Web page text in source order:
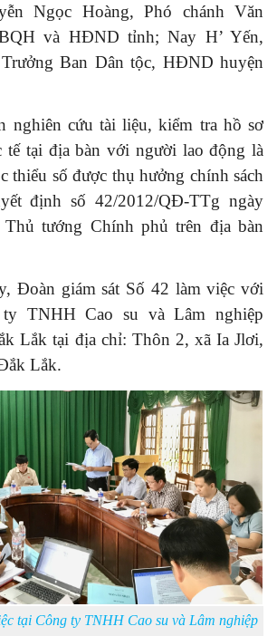
Ngọc Hoàng, Phó chánh Văn
và HĐND tỉnh; Nay H’ Yến,
Ban Dân tộc, HĐND huyện
nghiên cứu tài liệu, kiểm tra hồ sơ
tế tại địa bàn với người lao động là
thiểu số được thụ hưởng chính sách
định số 42/2012/QĐ-TTg ngày
Thủ tướng Chính phủ trên địa bàn
Đoàn giám sát Số 42 làm việc với
TNHH Cao su và Lâm nghiệp
Lắk tại địa chỉ: Thôn 2, xã Ia Jlơi,
Lắk.
tại Công ty TNHH Cao su và Lâm nghiệp